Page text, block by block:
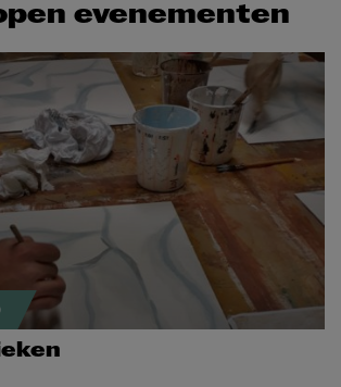
evenementen